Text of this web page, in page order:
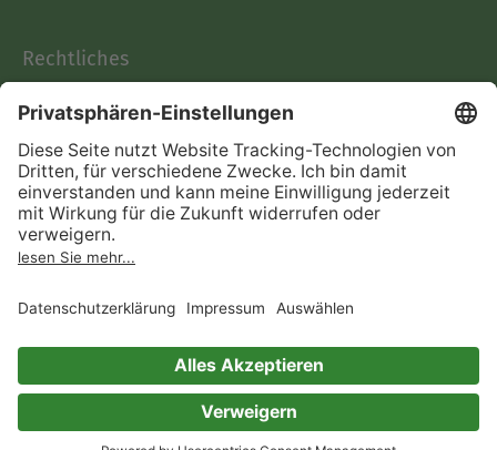
Rechtliches
AGB
Informationen nach Data
Act
Verträge hier kündigen
Impressum
Immer ein gutes Buch